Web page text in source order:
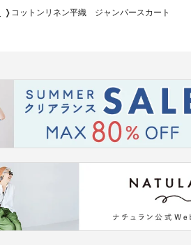
コットンリネン平織 ジャンパースカート